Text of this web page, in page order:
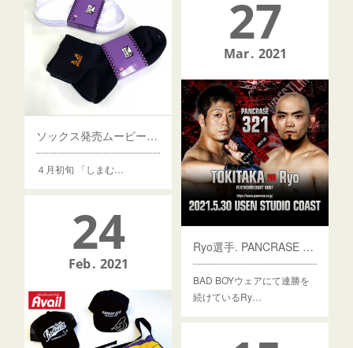
ソックス発売ムービー公開
４月初旬 「しまむ…
27
Mar 2021
Ryo選手. PANCRASE 321決定！
BAD BOYウェアにて連勝を
続けているRy…
24
Feb 2021